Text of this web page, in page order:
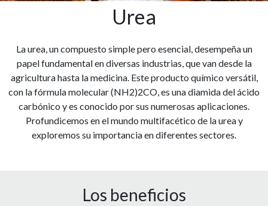
Urea
La urea, un compuesto simple pero esencial, desempeña un
papel fundamental en diversas industrias, que van desde la
agricultura hasta la medicina. Este producto químico versátil,
con la fórmula molecular (NH2)2CO, es una diamida del ácido
carbónico y es conocido por sus numerosas aplicaciones.
Profundicemos en el mundo multifacético de la urea y
exploremos su importancia en diferentes sectores.
Los beneficios